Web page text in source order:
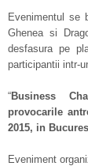
Evenimentul se
Ghenea si
desfasura pe
participantii intr-
“Business
provocarile
2015, in
Eveniment